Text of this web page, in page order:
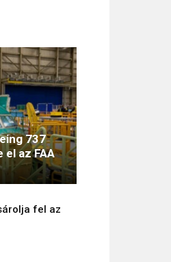
737
az FAA
fel az